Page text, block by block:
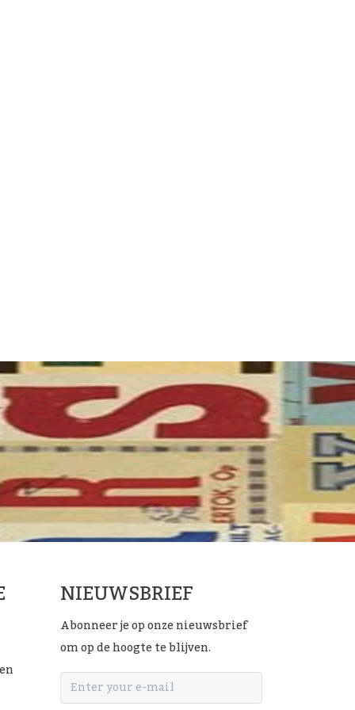
NIEUWSBRIEF
Abonneer je op onze nieuwsbrief
om op de hoogte te blijven.